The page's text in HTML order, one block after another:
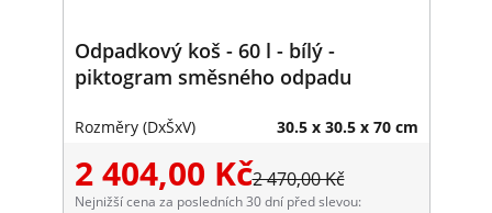
Odpadkový koš - 60 l - bílý -
piktogram směsného odpadu
Rozměry (DxŠxV) 30.5 x 30.5 x 70 cm
2 404,00 Kč2 470,00 Kč
Nejnižší cena za posledních 30 dní před slevou: